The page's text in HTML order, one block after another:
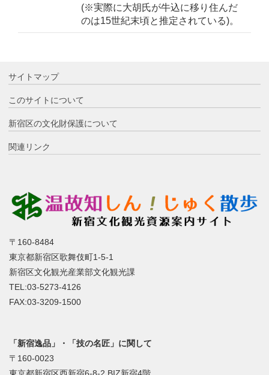
(※実際に大胡氏が牛込に移り住んだ
のは15世紀末頃と推定されている)。
サイトマップ
このサイトについて
新宿区の文化財保護について
関連リンク
〒160-8484
東京都新宿区歌舞伎町1-5-1
新宿区文化観光産業部文化観光課
TEL:03-5273-4126
FAX:03-3209-1500
「新宿逸品」・「技の名匠」に関して
〒160-0023